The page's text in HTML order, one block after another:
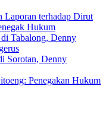
Laporan terhadap Dirut
Hukum
Tabalong, Denny
Sorotan, Denny
Penegakan Hukum